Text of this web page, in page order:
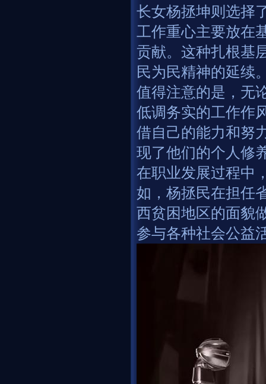
长女杨拯坤则选择
工作重心主要放在
贡献。这种扎根基
民为民精神的延续
值得注意的是，无
低调务实的工作作
借自己的能力和努
现了他们的个人修
在职业发展过程中
如，杨拯民在担任
西贫困地区的面貌
参与各种社会公益